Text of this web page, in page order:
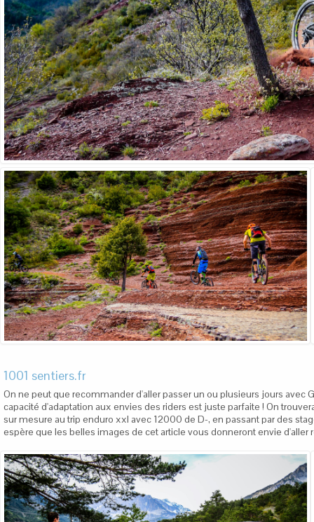
1001 sentiers.fr
On ne peut que recommander d'aller passer un ou plusieurs jours avec
capacité d'adaptation aux envies des riders est juste parfaite ! On
sur mesure au trip enduro xxl avec 12000 de D-, en passant par des
espère que les belles images de cet article vous donneront envie d'aller